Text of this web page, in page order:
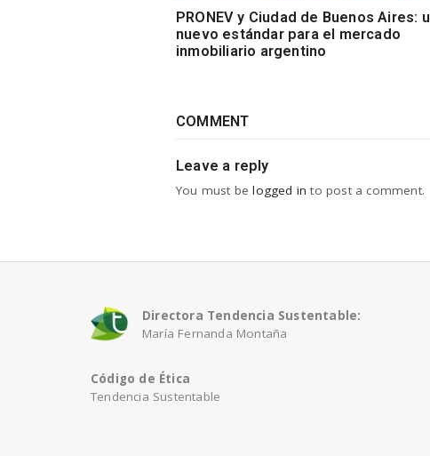
PRONEV y Ciudad de Buenos Aires:
nuevo estándar para el mercado
inmobiliario argentino
COMMENT
Leave a reply
You must belogged in to post a comment.
Directora Tendencia Sustentable:
María Fernanda Montaña
Código de Ética
Tendencia Sustentable